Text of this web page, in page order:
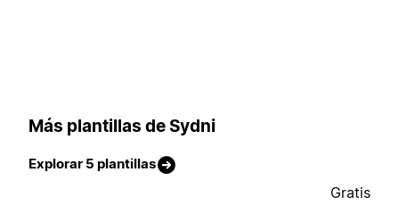
Más plantillas de Sydni
Explorar 5 plantillas
Gratis